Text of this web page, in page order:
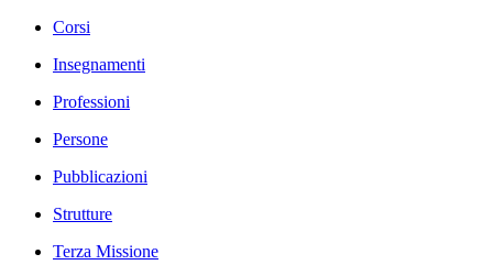
Corsi
Insegnamenti
Professioni
Persone
Pubblicazioni
Strutture
Terza Missione